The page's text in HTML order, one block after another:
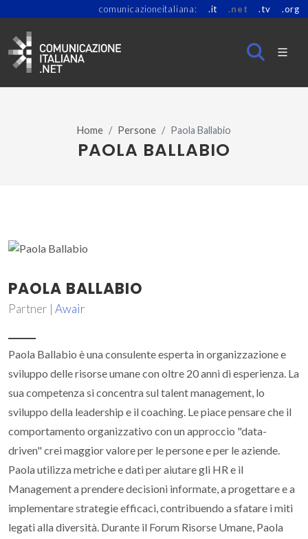
comunicazioneitaliana: .it .net .tv .org
Home Persone Paola Ballabio
PAOLA BALLABIO
PAOLA BALLABIO
Partner | Awair
Paola Ballabio è una consulente esperta in organizzazione e
sviluppo delle risorse umane con oltre 20 anni di esperienza. La
sua competenza si concentra sul talent management, lo
sviluppo della leadership e il coaching. Le piace pensare che il
comportamento organizzativo con un approccio "data-
driven" crei maggior valore per le persone e per le aziende.
Paola utilizza metriche e dati per aiutare gli HR e il
Management a prendere decisioni informate, a progettare e a
implementare strategie efficaci, contribuendo a sfatare i miti
legati alla diversità. Durante il Forum Risorse Umane, Paola